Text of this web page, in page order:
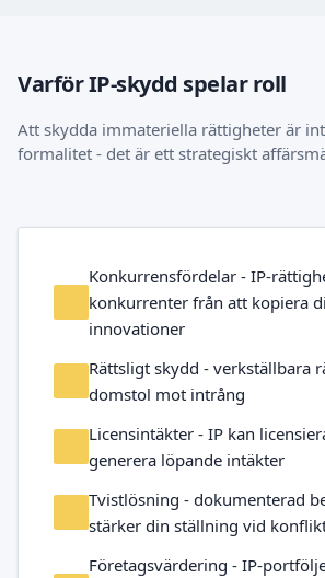
Varför IP-skydd spelar roll
Att skydda immateriella rättigheter är
formalitet - det är ett strategiskt
Konkurrensfördelar - IP-
konkurrenter från att kopiera
innovationer
Rättsligt skydd - verkställbara
domstol mot intrång
Licensintäkter - IP kan
generera löpande intäkter
Tvistlösning - dokumenterad
stärker din ställning vid
Företagsvärdering - IP-